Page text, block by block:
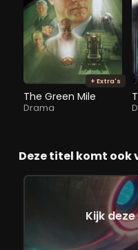
+ Extra's
The Green Mile
Drama
Deze titel komt ook
Kijk